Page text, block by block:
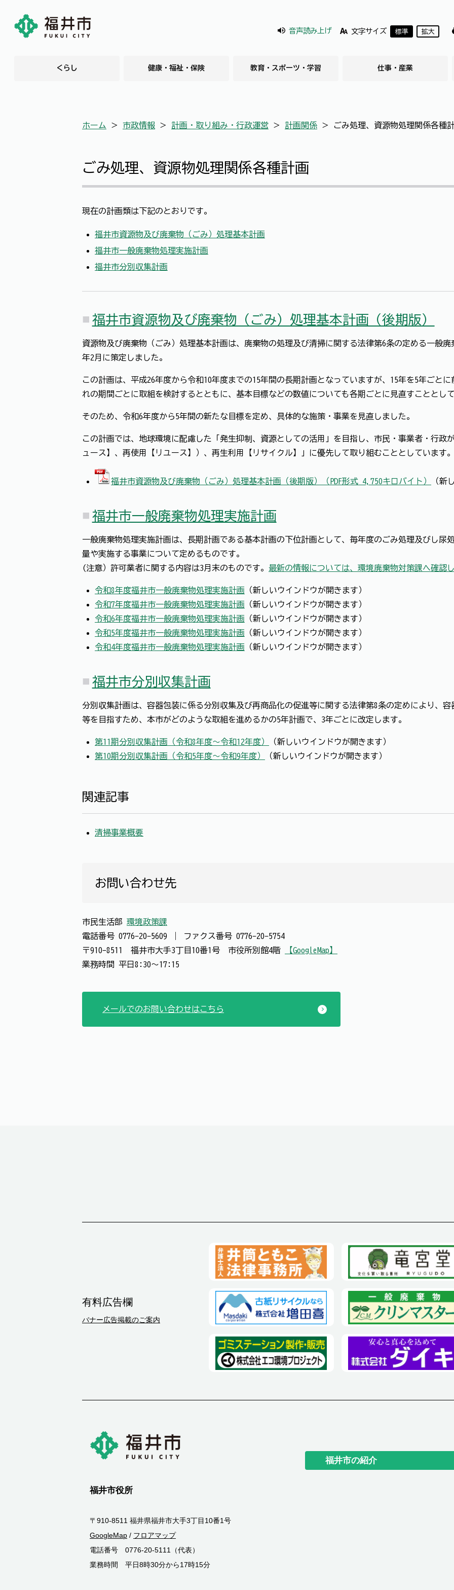
音声読み上げ 文字サイズ 標準 拡大
くらし 健康・福祉・保険 教育・スポーツ・学習 仕事・産業
ホーム ＞ 市政情報 ＞ 計画・取り組み・行政運営 ＞ 計画関係 ＞ ごみ処理、資源物処理関係各種
ごみ処理、資源物処理関係各種計画
現在の計画類は下記のとおりです。
福井市資源物及び廃棄物（ごみ）処理基本計画
福井市一般廃棄物処理実施計画
福井市分別収集計画
福井市資源物及び廃棄物（ごみ）処理基本計画（後期版）
資源物及び廃棄物（ごみ）処理基本計画は、廃棄物の処理及び清掃に関する法律第6条の定める一般
年2月に策定しました。
この計画は、平成26年度から令和10年度までの15年間の長期計画となっていますが、15年を5年ごと
れの期間ごとに取組を検討するとともに、基本目標などの数値についても各期ごとに見直すこととして
そのため、令和6年度から5年間の新たな目標を定め、具体的な施策・事業を見直しました。
この計画では、地球環境に配慮した「発生抑制、資源としての活用」を目指し、市民・事業者・行政
ュース】、再使用【リユース】）、再生利用【リサイクル】」に優先して取り組むこととしています。
福井市資源物及び廃棄物（ごみ）処理基本計画（後期版）（PDF形式 4,750キロバイト） （新
福井市一般廃棄物処理実施計画
一般廃棄物処理実施計画は、長期計画である基本計画の下位計画として、毎年度のごみ処理及びし尿
量や実施する事業について定めるものです。
(注意）許可業者に関する内容は3月末のものです。 最新の情報については、環境廃棄物対策課へ確認
令和8年度福井市一般廃棄物処理実施計画 （新しいウインドウが開きます）
令和7年度福井市一般廃棄物処理実施計画 （新しいウインドウが開きます）
令和6年度福井市一般廃棄物処理実施計画 （新しいウインドウが開きます）
令和5年度福井市一般廃棄物処理実施計画 （新しいウインドウが開きます）
令和4年度福井市一般廃棄物処理実施計画 （新しいウインドウが開きます）
福井市分別収集計画
分別収集計画は、容器包装に係る分別収集及び再商品化の促進等に関する法律第8条の定めにより、容
等を目指すため、本市がどのような取組を進めるかの5年計画で、3年ごとに改定します。
第11期分別収集計画（令和8年度～令和12年度）
（新しいウインドウが開きます）
第10期分別収集計画（令和5年度～令和9年度）
（新しいウインドウが開きます）
関連記事
清掃事業概要
お問い合わせ先
市民生活部 環境政策課
電話番号 0776-20-5609 ファクス番号 0776-20-5754
〒910-8511 福井市大手3丁目10番1号 市役所別館4階
【GoogleMap】
業務時間 平日8:30～17:15
メールでのお問い合わせはこちら
有料広告欄
バナー広告掲載のご案内
福井市役所
〒910-8511 福井県福井市大手3丁目10番1号
GoogleMap / フロアマップ
電話番号 0776-20-5111（代表）
業務時間 平日8時30分から17時15分
福井市の紹介